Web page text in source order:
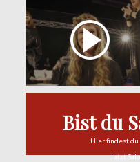
Bist du
Hier findest du
Jetzt